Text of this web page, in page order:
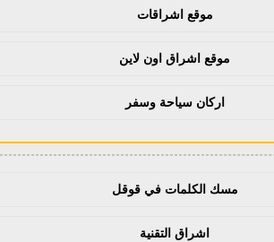
موقع اشراقات
موقع اشراق اون لاين
اركان سياحة وسفر
مسك الكلمات في قوقل
اشراق التقنية